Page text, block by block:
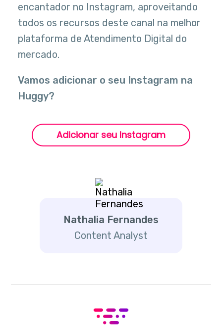
encantador no Instagram, aproveitando
todos os recursos deste canal na melhor
plataforma de Atendimento Digital do
mercado.
Vamos adicionar o seu Instagram na
Huggy?
Adicionar seu Instagram
Nathalia Fernandes
Content Analyst